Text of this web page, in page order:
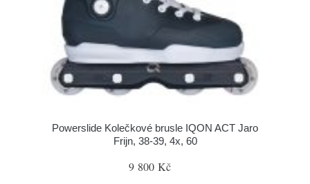
Powerslide Kolečkové brusle IQON ACT Jaro
Frijn, 38-39, 4x, 60
9 800 Kč